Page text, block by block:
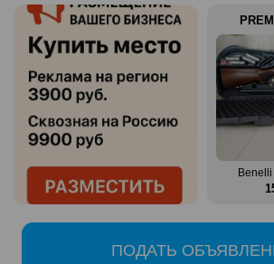
76 Zauer 303. 300 Win Mag
380 000 руб.
ПОДАТЬ